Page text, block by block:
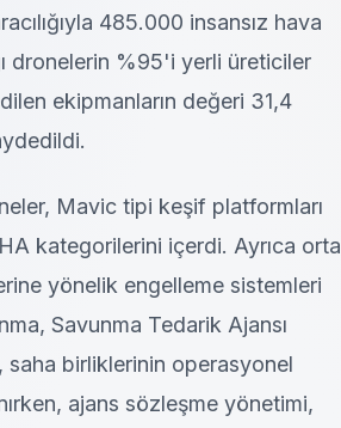
485.000 insansız hava
dronelerin %95'i yerli üreticiler
ekipmanların değeri 31,4
Mavic tipi keşif platformları
kategorilerini içerdi. Ayrıca orta
yönelik engelleme sistemleri
Savunma Tedarik Ajansı
birliklerinin operasyonel
ajans sözleşme yönetimi,